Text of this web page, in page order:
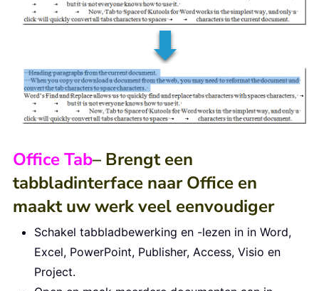
Office Tab– Brengt een
tabbladinterface naar Office en
maakt uw werk veel eenvoudiger
Schakel tabbladbewerking en -lezen in in Word,
Excel, PowerPoint, Publisher, Access, Visio en
Project.